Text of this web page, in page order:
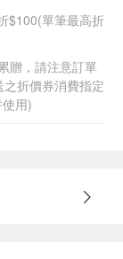
$100(單筆最高折
贈，請注意訂單
折價券消費指定
用)